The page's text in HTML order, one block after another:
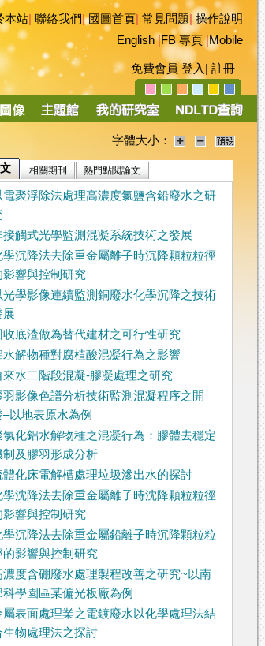
本站 聯絡我們|國圖首頁 常見問題|操作說明
English|FB 專頁|Mobile
免費會員 登入 註冊
字體大小：
相關期刊 熱門點閱論文
電聚浮除法處理高濃度氯鹽含鉛廢水之研
接觸式光學監測混凝系統技術之發展
學沉降法去除重金屬離子時沉降顆粒粒徑
影響與控制研究
光學影像連續監測銅廢水化學沉降之技術
展
收底渣做為替代建材之可行性研究
水解物種對腐植酸混凝行為之影響
來水二階段混凝-膠凝處理之研究
羽影像色譜分析技術監測混凝程序之開
‒以地表原水為例
氯化鋁水解物種之混凝行為：膠體去穩定
制及膠羽形成分析
體化床電解槽處理垃圾滲出水的探討
學沈降法去除重金屬離子時沈降顆粒粒徑
影響與控制研究
學沉降法去除重金屬鉛離子時沉降顆粒粒
的影響與控制研究
濃度含硼廢水處理製程改善之研究~以南
科學園區某偏光板廠為例
屬表面處理業之電鍍廢水以化學處理法結
生物處理法之探討